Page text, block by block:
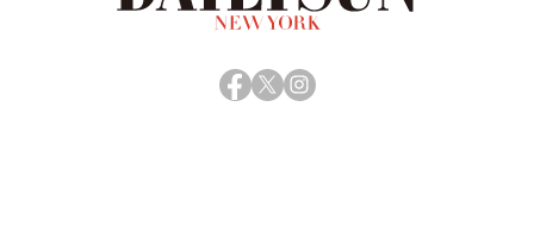
Facebook
X Instagram